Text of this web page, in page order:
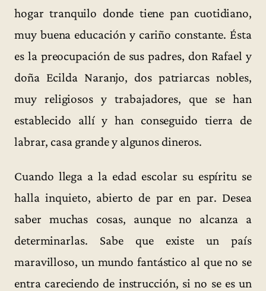
hogar tranquilo donde tiene pan cuotidiano,
muy buena educación y cariño constante. Ésta
es la preocupación de sus padres, don Rafael y
doña Ecilda Naranjo, dos patriarcas nobles,
muy religiosos y trabajadores, que se han
establecido allí y han conseguido tierra de
labrar, casa grande y algunos dineros.
Cuando llega a la edad escolar su espíritu se
halla inquieto, abierto de par en par. Desea
saber muchas cosas, aunque no alcanza a
determinarlas. Sabe que existe un país
maravilloso, un mundo fantástico al que no se
entra careciendo de instrucción, si no se es un